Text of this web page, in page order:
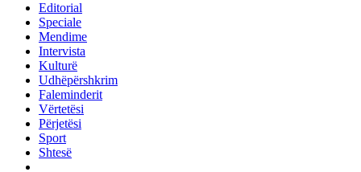
Editorial
Speciale
Mendime
Intervista
Kulturë
Udhëpërshkrim
Faleminderit
Vërtetësi
Përjetësi
Sport
Shtesë